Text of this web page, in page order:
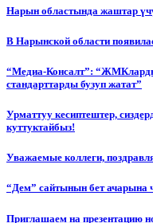
Нарын областында жаштар
В Нарынской области
“Медиа-Консалт”:
стандарттарды бузуп жатат”
Урматтуу кесиптештер,
куттуктайбыз!
Уважаемые коллеги,
“Дем” сайтынын бет ачарына
Приглашаем на презентацию